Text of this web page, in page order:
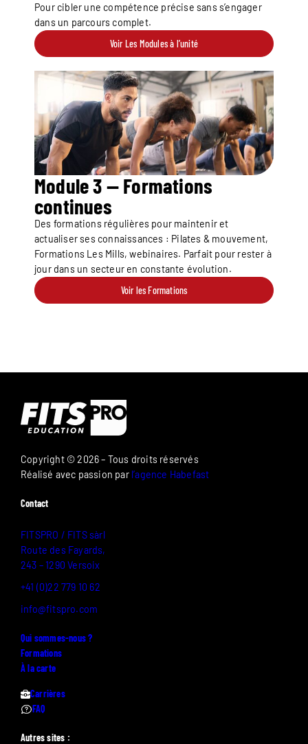
Pour cibler une compétence précise sans s’engager
dans un parcours complet.
Voir Les Modules à l’unité
Module 3 — Formations
continues
Des formations régulières pour maintenir et
actualiser ses connaissances : Pilates & mouvement,
Formations Les Mills, webinaires. Parfait pour rester à
jour dans un secteur en constante évolution.
Voir les Formations
Copyright © 2026 – Tous droits réservés
Réalisé avec passion par l’agence Habefast
Contact
FITSPRO / FITS sàrl
Route des Fayards,
243 – 1290 Versoix
+41 (0)22 779 10 62
info@fitspro.com
Qui sommes-nous ?
Formations
À la carte
Carrières
FAQ
Autres sites :